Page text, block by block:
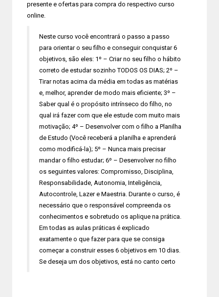
presente e ofertas para compra do respectivo curso
online.
Neste curso você encontrará o passo a passo
para orientar o seu filho e conseguir conquistar 6
objetivos, são eles: 1º – Criar no seu filho o hábito
correto de estudar sozinho TODOS OS DIAS; 2º –
Tirar notas acima da média em todas as matérias
e, melhor, aprender de modo mais eficiente; 3º –
Saber qual é o propósito intrínseco do filho, no
qual irá fazer com que ele estude com muito mais
motivação; 4º – Desenvolver com o filho a Planilha
de Estudo (Você receberá a planilha e aprenderá
como modificá-la); 5º – Nunca mais precisar
mandar o filho estudar; 6º – Desenvolver no filho
os seguintes valores: Compromisso, Disciplina,
Responsabilidade, Autonomia, Inteligência,
Autocontrole, Lazer e Maestria. Durante o curso, é
necessário que o responsável compreenda os
conhecimentos e sobretudo os aplique na prática.
Em todas as aulas práticas é explicado
exatamente o que fazer para que se consiga
começar a construir esses 6 objetivos em 10 dias.
Se deseja um dos objetivos, está no canto certo